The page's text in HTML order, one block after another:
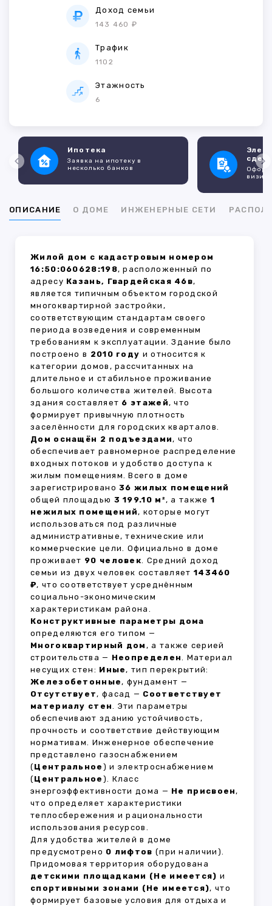
Доход семьи
143 460 ₽
Трафик
1102
Этажность
6
Ипотека
Заявка на ипотеку в
несколько банков
ОПИСАНИЕ О ДОМЕ ИНЖЕНЕРНЫЕ СЕТИ
Жилой дом с кадастровым номером
16:50:060628:198, расположенный по
адресу Казань, Гвардейская 46в,
является типичным объектом городской
многоквартирной застройки,
соответствующим стандартам своего
периода возведения и современным
требованиям к эксплуатации. Здание было
построено в 2010 году и относится к
категории домов, рассчитанных на
длительное и стабильное проживание
большого количества жителей. Высота
здания составляет 6 этажей, что
формирует привычную плотность
заселённости для городских кварталов.
Дом оснащён 2 подъездами, что
обеспечивает равномерное распределение
входных потоков и удобство доступа к
жилым помещениям. Всего в доме
зарегистрировано36 жилых помещений
общей площадью 3 199.10 м², а также 1
нежилых помещений, которые могут
использоваться под различные
административные, технические или
коммерческие цели. Официально в доме
проживает 90 человек. Средний доход
семьи из двух человек составляет 143460
₽, что соответствует усреднённым
социально-экономическим
характеристикам района.
Конструктивные параметры дома
определяются его типом —
Многоквартирный дом , а также серией
строительства — Неопределен. Материал
несущих стен: Иные, тип перекрытий:
Железобетонные, фундамент —
Отсутствует, фасад — Соответствует
материалу стен. Эти параметры
обеспечивают зданию устойчивость,
прочность и соответствие действующим
нормативам. Инженерное обеспечение
представлено газоснабжением
(Центральное ) и электроснабжением
(Центральное ). Класс
энергоэффективности дома — Не присвоен,
что определяет характеристики
теплосбережения и рациональности
использования ресурсов.
Для удобства жителей в доме
предусмотрено 0 лифтов (при наличии).
Придомовая территория оборудована
детскими площадками (Не имеется) и
спортивными зонами (Не имеется), что
формирует базовые условия для отдыха и